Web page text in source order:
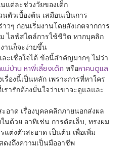
แต่ละช่วงวัยของเด็ก
ตัวเบื้องต้น เสมือนเป็นการ
วๆ ก่อนเริ่มงานโดยสังเกตจากการ
ไลฟ์สไตล์การใช้ชีวิต หากบุคลิก
านก็จะง่ายขึ้น
ะเชื่อใจได้ ข้อนี้สำคัญมากๆ ไม่ว่า
ม่บ้าน หาพี่เลี้ยงเด็ก หรือหาคนดูแล
รื่องนี้เป็นหลัก เพราะการที่หาใคร
ารักต้องมั่นใจว่าเขาจะดูแลและ
อาด เรื่องบุคลคลิกภายนอกส่งผล
นด้วย อาทิเช่น การตัดเล็บ, ทรงผม
แต่งตัวสะอาด เป็นต้น เพื่อเพิ่ม
ดงถึงความเป็นมืออาชีพ